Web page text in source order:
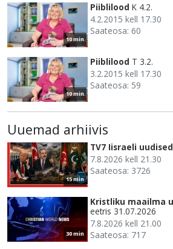
10 min
Piiblilood K 4.2.
4.2.2015 kell 17.30
Saateosa: 60
10 min
Piiblilood T 3.2.
3.2.2015 kell 17.30
Saateosa: 59
Uuemad arhiivis
15 min
TV7 Iisraeli uudised
7.8.2026 kell 21.30
Saateosa: 3726
30 min
Kristliku maailma
eetris 31.07.2026
7.8.2026 kell 21.00
Saateosa: 717